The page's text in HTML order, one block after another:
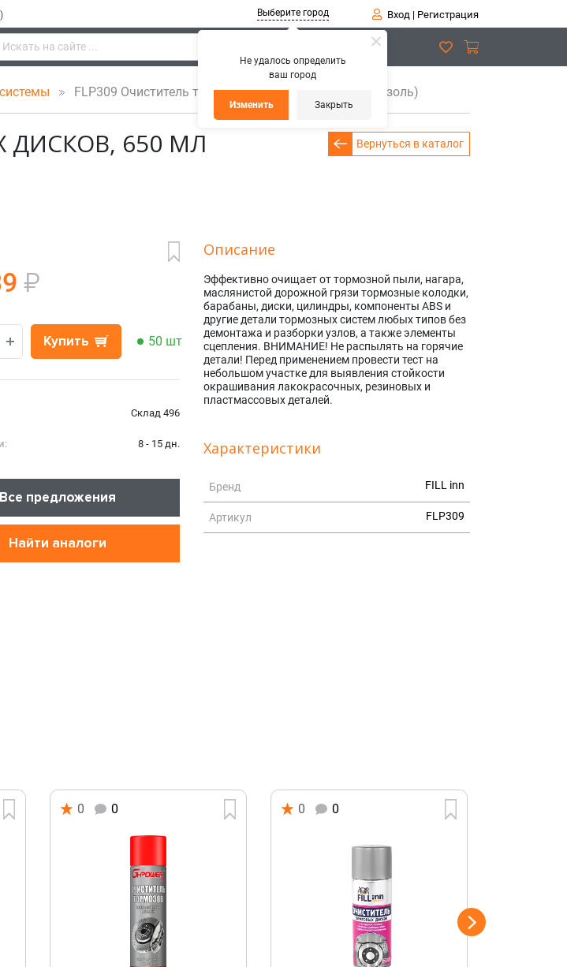
Не удалось определить
ваш город
Изменить Закрыть
Выберите город Вход| Регистрация
FLP309 Очиститель тормозных дисков, 650 мл (аэрозоль)
Вернуться в каталог
ДИСКОВ, 650 МЛ
₽
Купить 50 шт
Склад 496
8 - 15 дн.
Все предложения
Найти аналоги
Описание
Эффективно очищает от тормозной пыли, нагара,
маслянистой дорожной грязи тормозные колодки,
барабаны, диски, цилиндры, компоненты ABS и
другие детали тормозных систем любых типов без
демонтажа и разборки узлов, а также элементы
сцепления. ВНИМАНИЕ! Не распылять на горячие
детали! Перед применением провести тест на
небольшом участке для выявления стойкости
окрашивания лакокрасочных, резиновых и
пластмассовых деталей.
Характеристики
Бренд FILL inn
Артикул FLP309
0 0 0 0